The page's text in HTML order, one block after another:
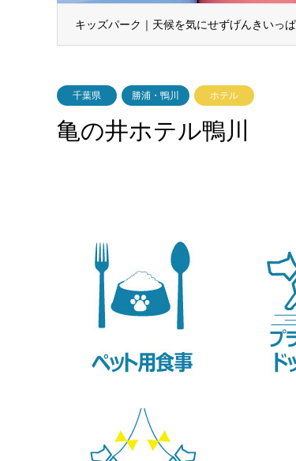
キッズパーク｜天候を気にせずげんきいっ
千葉県 勝浦・鴨川 ホテル
亀の井ホテル鴨川